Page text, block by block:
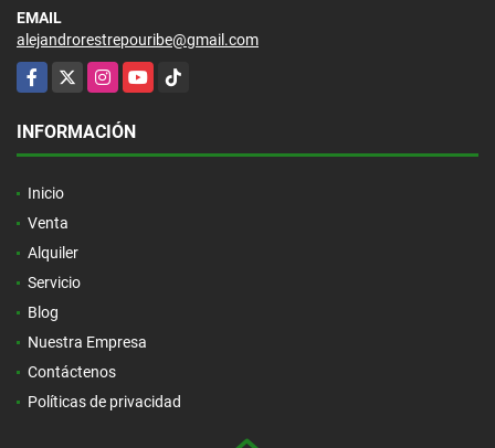
EMAIL
alejandrorestrepouribe@gmail.com
Facebook
X InstagramYouTubeTikTok
INFORMACIÓN
Inicio
Venta
Alquiler
Servicio
Blog
Nuestra Empresa
Contáctenos
Políticas de privacidad